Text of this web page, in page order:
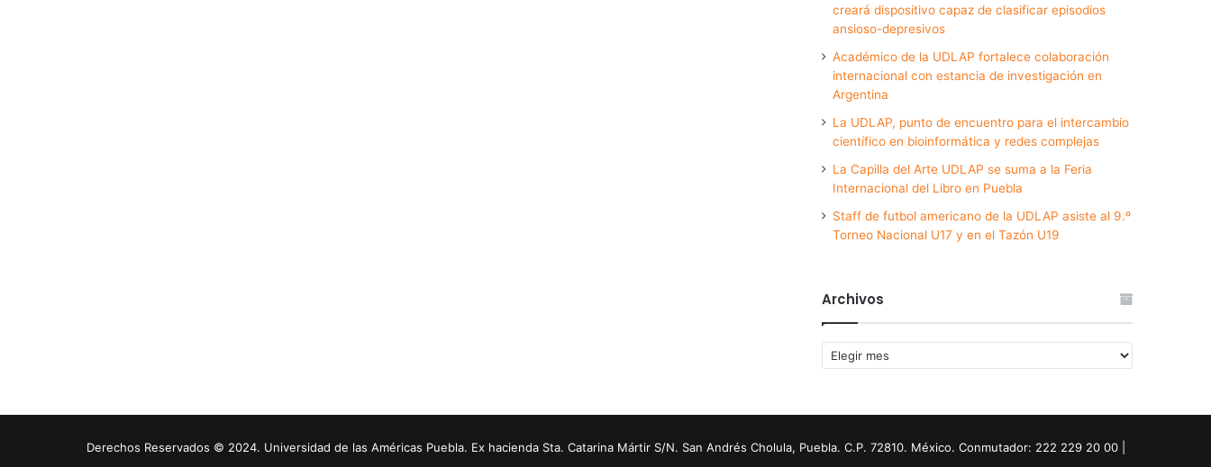
creará dispositivo capaz de clasificar episodios
ansioso-depresivos
Académico de la UDLAP fortalece colaboración
internacional con estancia de investigación en
Argentina
La UDLAP, punto de encuentro para el intercambio
científico en bioinformática y redes complejas
La Capilla del Arte UDLAP se suma a la Feria
Internacional del Libro en Puebla
Staff de futbol americano de la UDLAP asiste al 9.º
Torneo Nacional U17 y en el Tazón U19
Archivos
Archivos
Derechos Reservados © 2024. Universidad de las Américas Puebla. Ex hacienda Sta. Catarina Mártir S/N. San Andrés Cholula, Puebla. C.P. 72810. México. Conmutador: 222 229 20 00 |